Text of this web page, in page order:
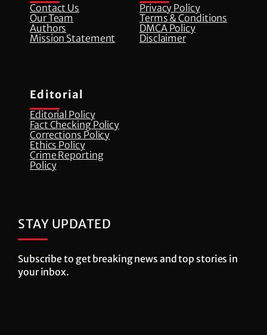
Contact Us
Our Team
Authors
Mission Statement
Privacy Policy
Terms & Conditions
DMCA Policy
Disclaimer
Editorial
Editorial Policy
Fact Checking Policy
Corrections Policy
⁠Ethics Policy
Crime Reporting
Policy
STAY UPDATED
Subscribe to get breaking news and top stories in
your inbox.